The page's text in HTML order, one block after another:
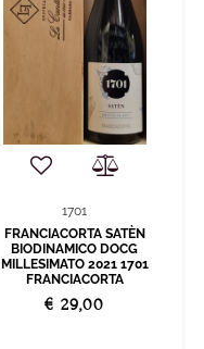
1701
FRANCIACORTA SATÈN
BIODINAMICO DOCG
MILLESIMATO 2021 1701
FRANCIACORTA
€ 29,00